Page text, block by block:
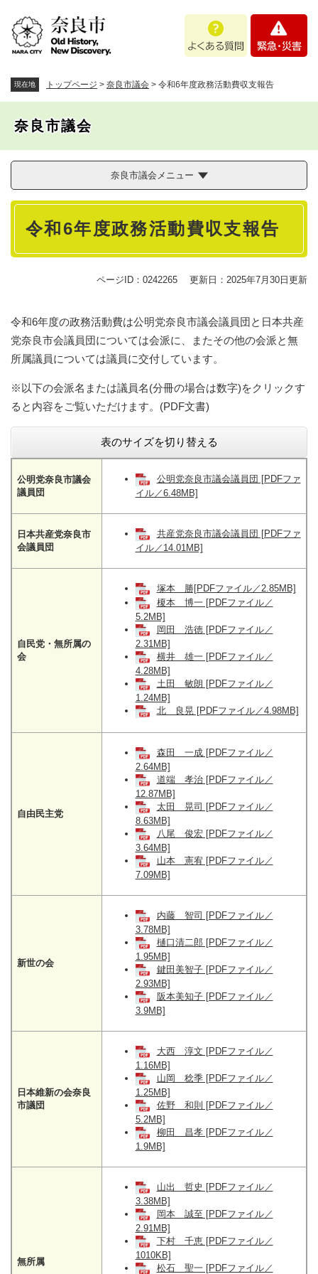
あ
問
・
現在地 トップページ > 奈良市議会 > 令和6年度政務活動費収支報告
奈良市議会
奈良市議会メニュー
本
令和6年度政務活動費収支報告
ページID：0242265 更新日：2025年7月30日更新
令和6年度の政務活動費は公明党奈良市議会議員団と日本共産
党奈良市会議員団については会派に、またその他の会派と無
所属議員については議員に交付しています。
※以下の会派名または議員名(分冊の場合は数字)をクリックす
ると内容をご覧いただけます。(PDF文書)
表のサイズを切り替える
公明党奈良市議会
議員団
公明党奈良市議会議員団 [PDFファ
イル／6.48MB]
日本共産党奈良市
会議員団
共産党奈良市議会議員団 [PDFファ
イル／14.01MB]
自民党・無所属の
会
塚本 勝[PDFファイル／2.85MB]
榎本 博一 [PDFファイル／
5.2MB]
岡田 浩徳 [PDFファイル／
2.31MB]
横井 雄一 [PDFファイル／
4.28MB]
土田 敏朗 [PDFファイル／
1.24MB]
北 良晃 [PDFファイル／4.98MB]
自由民主党
森田 一成 [PDFファイル／
2.64MB]
道端 孝治 [PDFファイル／
12.87MB]
太田 晃司 [PDFファイル／
8.63MB]
八尾 俊宏 [PDFファイル／
3.64MB]
山本 憲宥 [PDFファイル／
7.09MB]
新世の会
内藤 智司 [PDFファイル／
3.78MB]
樋口清二郎 [PDFファイル／
1.95MB]
鍵田美智子 [PDFファイル／
2.93MB]
阪本美知子 [PDFファイル／
3.9MB]
日本維新の会奈良
市議団
大西 淳文 [PDFファイル／
1.16MB]
山岡 稔季 [PDFファイル／
1.25MB]
佐野 和則 [PDFファイル／
5.2MB]
柳田 昌孝 [PDFファイル／
1.9MB]
無所属
山出 哲史 [PDFファイル／
3.38MB]
岡本 誠至 [PDFファイル／
2.91MB]
下村 千恵 [PDFファイル／
1010KB]
松石 聖一 [PDFファイル／